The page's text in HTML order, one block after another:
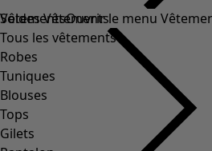
Soldes Vêtements
Tous les vêtements
Robes
Tuniques
Blouses
Tops
Gilets
VêtementsOuvrir le menu